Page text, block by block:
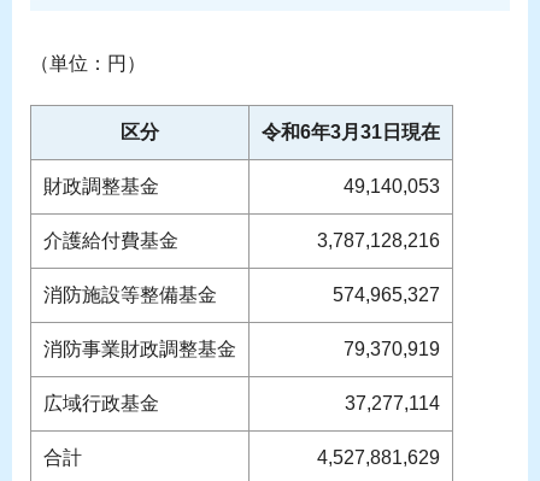
（単位：円）
区分 令和6年3月31日現在
財政調整基金 49,140,053
介護給付費基金 3,787,128,216
消防施設等整備基金 574,965,327
消防事業財政調整基金 79,370,919
広域行政基金 37,277,114
合計 4,527,881,629